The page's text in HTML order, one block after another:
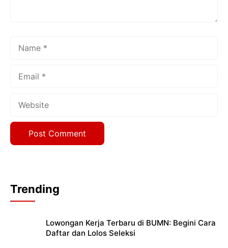
Trending
Lowongan Kerja Terbaru di BUMN: Begini Cara
Daftar dan Lolos Seleksi